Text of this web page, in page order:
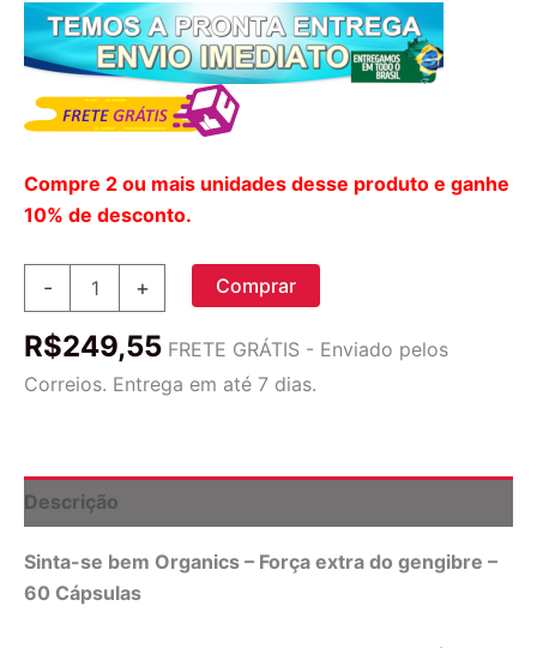
Compre 2 ou mais unidades desse produto e ganhe
10% de desconto.
-
gengibre
Cápsulas
Organics
quantidade
+ Comprar
R$249,55 FRETE GRÁTIS - Enviado pelos
Correios. Entrega em até 7 dias.
Descrição
Sinta-se bem Organics – Força extra do gengibre –
60 Cápsulas